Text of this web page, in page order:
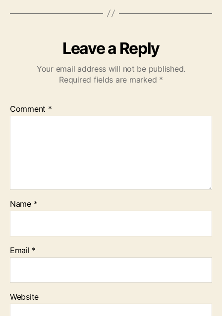
Leave a Reply
Your email address will not be published.
Required fields are marked *
Comment *
Name *
Email *
Website